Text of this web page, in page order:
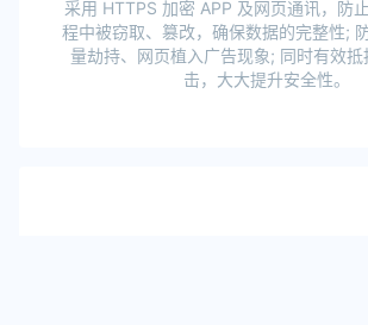
采用 HTTPS 加密 APP 及网页通讯，防
程中被窃取、篡改，确保数据的完整性;
量劫持、网页植入广告现象; 同时有效
击，大大提升安全性。